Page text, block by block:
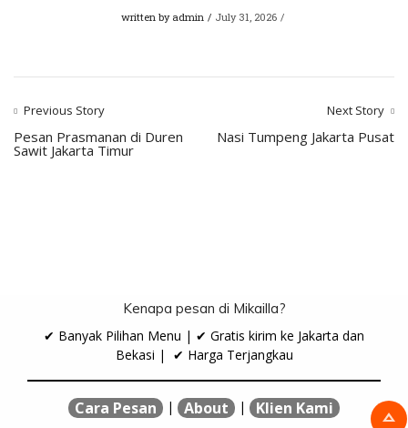
written by admin July 31, 2026
Previous Story
Pesan Prasmanan di Duren
Sawit Jakarta Timur
Next Story
Nasi Tumpeng Jakarta Pusat
Kenapa pesan di Mikailla?
✔ Banyak Pilihan Menu | ✔ Gratis kirim ke Jakarta dan
Bekasi | ✔ Harga Terjangkau
Cara Pesan | About | Klien Kami